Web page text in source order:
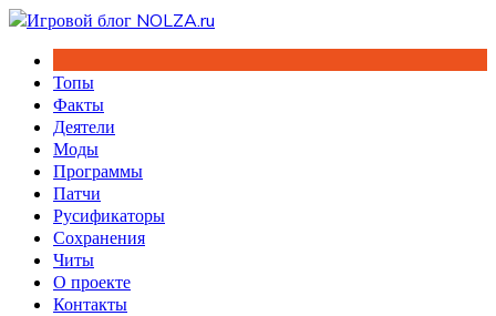
Перейти
содержимому
Топы
Факты
Деятели
Моды
Программы
Патчи
Русификаторы
Сохранения
Читы
О проекте
Контакты